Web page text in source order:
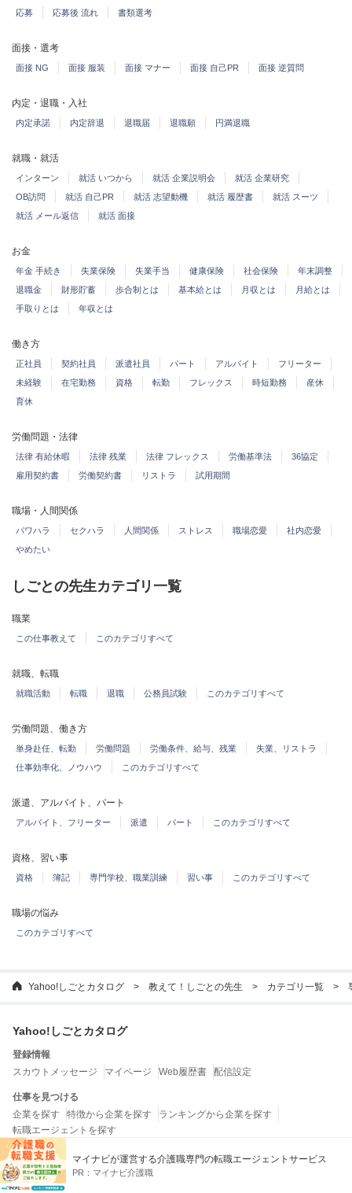
応募
応募後 流れ 書類選考
面接・選考
面接 NG 面接 服装 面接 マナー 面接 自己PR 面接 逆質問
内定・退職・入社
内定承諾 内定辞退 退職届 退職願 円満退職
就職・就活
インターン 就活 いつから 就活 企業説明会
就活 企業研究
OB訪問
就活 自己PR 就活 志望動機 就活 履歴書
就活 スーツ
就活 メール返信
就活 面接
お金
年金 手続き 失業保険 失業手当 健康保険 社会保険
年末調整
退職金
財形貯蓄 歩合制とは 基本給とは 月収とは
月給とは
手取りとは
年収とは
働き方
正社員 契約社員 派遣社員 パート アルバイト
フリーター
未経験
在宅勤務 資格 転勤 フレックス 時短勤務
産休
育休
労働問題・法律
法律 有給休暇 法律 残業 法律 フレックス 労働基準法
36協定
雇用契約書
労働契約書 リストラ 試用期間
職場・人間関係
パワハラ セクハラ 人間関係 ストレス 職場恋愛
社内恋愛
やめたい
しごとの先生カテゴリ一覧
職業
この仕事教えて このカテゴリすべて
就職、転職
就職活動 転職 退職 公務員試験 このカテゴリすべて
労働問題、働き方
単身赴任、転勤 労働問題 労働条件、給与、残業
失業、リストラ
仕事効率化、ノウハウ
このカテゴリすべて
派遣、アルバイト、パート
アルバイト、フリーター 派遣 パート このカテゴリすべて
資格、習い事
資格 簿記 専門学校、職業訓練 習い事 このカテゴリすべて
職場の悩み
このカテゴリすべて
Yahoo!しごとカタログ 教えて！しごとの先生 カテゴリ一覧
マイナビが運営する介護職専門の転職エージェントサービス
PR： マイナビ介護職
Yahoo!しごとカタログ
登録情報
スカウトメッセージ
マイページ Web履歴書 配信設定
仕事を見つける
企業を探す
特徴から企業を探す
ランキングから企業を探す
転職エージェントを探す
お役立ちコンテンツ
教えて！しごとの先生
しごとの法律ガイド
特集一覧